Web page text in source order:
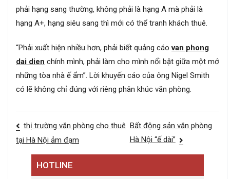
phải hạng sang thường, không phải là hạng A mà phải là
hạng A+, hạng siêu sang thì mới có thể tranh khách thuê.
“Phải xuất hiện nhiều hơn, phải biết quảng cáovan phong
dai dien chính mình, phải làm cho mình nổi bật giữa một mớ
những tòa nhà ế ẩm”. Lời khuyến cáo của ông Nigel Smith
có lẽ không chỉ đúng với riêng phân khúc văn phòng.
Điều
hướng
thị trường văn phòng cho thuê
tại Hà Nội ảm đạm
Bất động sản văn phòng
Hà Nội “ế dài”
HOTLINE